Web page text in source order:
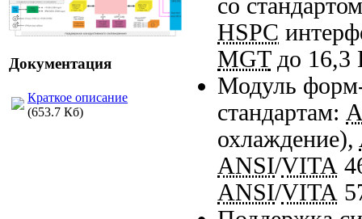
Документация
Краткое описание
(653.7 Кб)
со
HSPC
MGT до 16,3
Модуль
стандартам:
охлаждение),
ANSI/VITA
ANSI/VITA